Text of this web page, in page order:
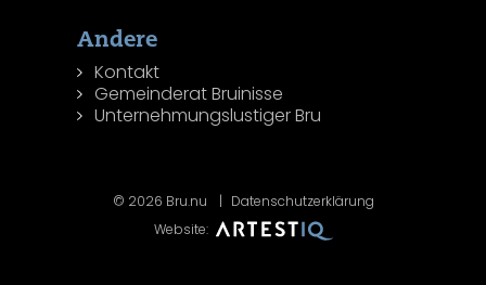
Andere
Kontakt
Gemeinderat Bruinisse
Unternehmungslustiger Bru
© 2026 Bru.nu
Datenschutzerklärung
Website: